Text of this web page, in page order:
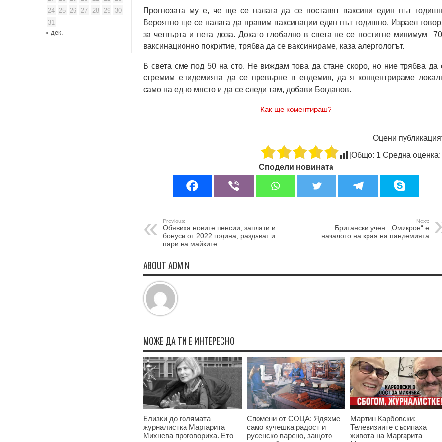
Прогнозата му е, че ще се налага да се поставят ваксини един път
Вероятно ще се налага да правим ваксинации един път годишно. Израел
за четвърта и пета доза. Докато глобално в света не се постигне минимум
ваксинационно покритие, трябва да се ваксинираме, каза алергологът.
В света сме под 50 на сто. Не виждам това да стане скоро, но ние трябва да
стремим епидемията да се превърне в ендемия, да я концентрираме
само на едно място и да се следи там, добави Богданов.
Как ще коментираш?
Оцени
[Общо: 1 Средна оценка:
Сподели новината
Previous:
Обявиха новите пенсии, заплати и
бонуси от 2022 година, раздават и
пари на майките
Next:
Британски учен: „Омикрон“ е
началото на края на пандемията
ABOUT ADMIN
МОЖЕ ДА ТИ Е ИНТЕРЕСНО
Близки до голямата
журналистка Маргарита
Михнева проговориха. Ето
Спомени от СОЦА: Ядяхме
само кучешка радост и
русенско варено, защото
Мартин Карбовски:
Телевизиите съсипаха
живота на Маргарита
24 25 26 27 28 29
30
31
« дек.